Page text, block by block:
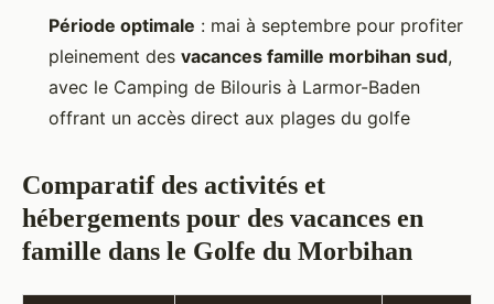
Période optimale : mai à septembre pour profiter
pleinement des vacances famille morbihan sud,
avec le Camping de Bilouris à Larmor-Baden
offrant un accès direct aux plages du golfe
Comparatif des activités et
hébergements pour des vacances en
famille dans le Golfe du Morbihan